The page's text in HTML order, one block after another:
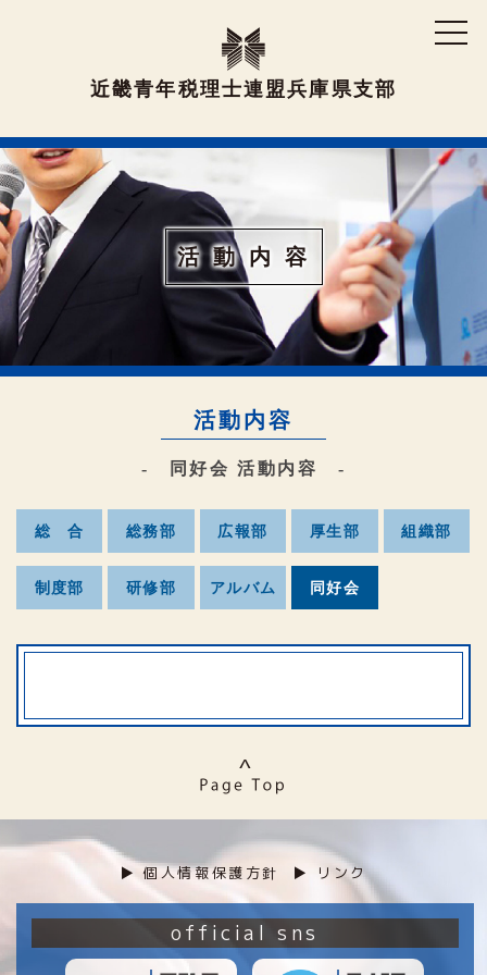
近畿青年税理士連盟兵庫県支部
活 動 内 容
活動内容
- 同好会 活動内容 -
総 合 総務部 広報部 厚生部 組織部
制度部 研修部 アルバム 同好会
▶︎ 個人情報保護方針 ▶︎ リンク
official sns